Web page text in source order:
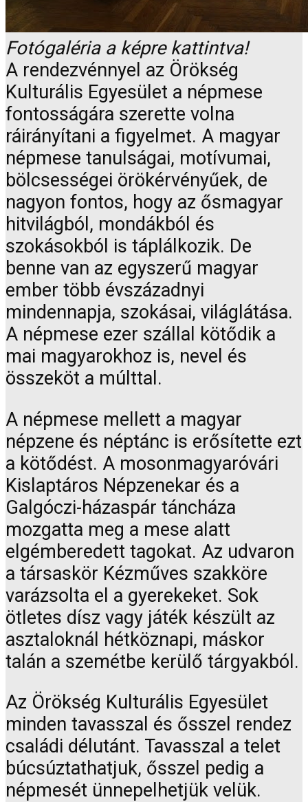
Fotógaléria a képre kattintva!
A rendezvénnyel az Örökség
Kulturális Egyesület a népmese
fontosságára szerette volna
ráirányítani a figyelmet. A magyar
népmese tanulságai, motívumai,
bölcsességei örökérvényűek, de
nagyon fontos, hogy az ősmagyar
hitvilágból, mondákból és
szokásokból is táplálkozik. De
benne van az egyszerű magyar
ember több évszázadnyi
mindennapja, szokásai, világlátása.
A népmese ezer szállal kötődik a
mai magyarokhoz is, nevel és
összeköt a múlttal.
A népmese mellett a magyar
népzene és néptánc is erősítette ezt
a kötődést. A mosonmagyaróvári
Kislaptáros Népzenekar és a
Galgóczi-házaspár táncháza
mozgatta meg a mese alatt
elgémberedett tagokat. Az udvaron
a társaskör Kézműves szakköre
varázsolta el a gyerekeket. Sok
ötletes dísz vagy játék készült az
asztaloknál hétköznapi, máskor
talán a szemétbe kerülő tárgyakból.
Az Örökség Kulturális Egyesület
minden tavasszal és ősszel rendez
családi délutánt. Tavasszal a telet
búcsúztathatjuk, ősszel pedig a
népmesét ünnepelhetjük velük.